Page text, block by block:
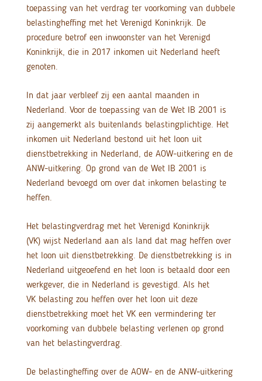
toepassing van het verdrag ter voorkoming van dubbele
belastingheffing met het Verenigd Koninkrijk. De
procedure betrof een inwoonster van het Verenigd
Koninkrijk, die in 2017 inkomen uit Nederland heeft
genoten.
In dat jaar verbleef zij een aantal maanden in
Nederland. Voor de toepassing van de Wet IB 2001 is
zij aangemerkt als buitenlands belastingplichtige. Het
inkomen uit Nederland bestond uit het loon uit
dienstbetrekking in Nederland, de AOW-uitkering en de
ANW-uitkering. Op grond van de Wet IB 2001 is
Nederland bevoegd om over dat inkomen belasting te
heffen.
Het belastingverdrag met het Verenigd Koninkrijk
(VK) wijst Nederland aan als land dat mag heffen over
het loon uit dienstbetrekking. De dienstbetrekking is in
Nederland uitgeoefend en het loon is betaald door een
werkgever, die in Nederland is gevestigd. Als het
VK belasting zou heffen over het loon uit deze
dienstbetrekking moet het VK een vermindering ter
voorkoming van dubbele belasting verlenen op grond
van het belastingverdrag.
De belastingheffing over de AOW- en de ANW-uitkering